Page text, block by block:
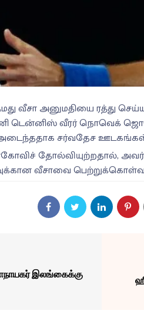
வீசா அனுமதியை ரத்து
டென்னிஸ் வீரர் நொவெக்
சர்வதேச ஊடகங்கள்
தோல்வியுற்றதால், அவர்
வீசாவை
இலங்கைக்கு